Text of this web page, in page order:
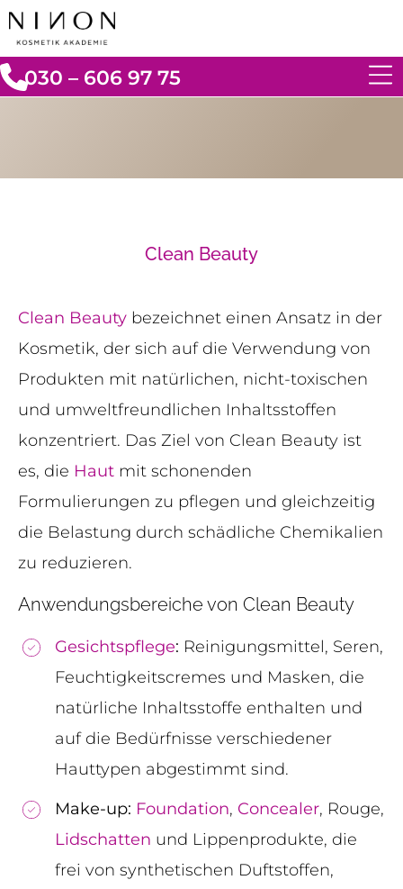
030 – 606 97 75
Clean Beauty
Clean Beauty bezeichnet einen Ansatz in der
Kosmetik, der sich auf die Verwendung von
Produkten mit natürlichen, nicht-toxischen
und umweltfreundlichen Inhaltsstoffen
konzentriert. Das Ziel von Clean Beauty ist
es, die Haut mit schonenden
Formulierungen zu pflegen und gleichzeitig
die Belastung durch schädliche Chemikalien
zu reduzieren.
Anwendungsbereiche von Clean Beauty
Gesichtspflege: Reinigungsmittel, Seren,
Feuchtigkeitscremes und Masken, die
natürliche Inhaltsstoffe enthalten und
auf die Bedürfnisse verschiedener
Hauttypen abgestimmt sind.
Make-up: Foundation, Concealer, Rouge,
Lidschatten und Lippenprodukte, die
frei von synthetischen Duftstoffen,